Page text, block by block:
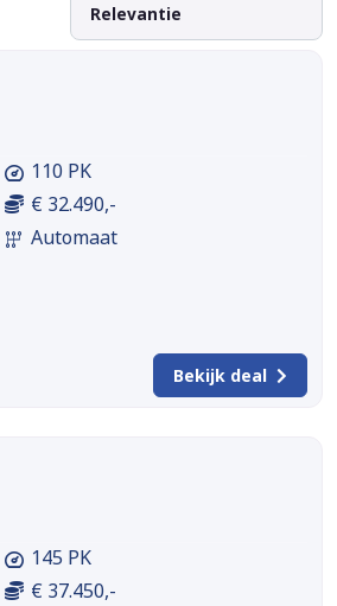
110 PK
€ 32.490,-
Automaat
Bekijk deal
145 PK
€ 37.450,-